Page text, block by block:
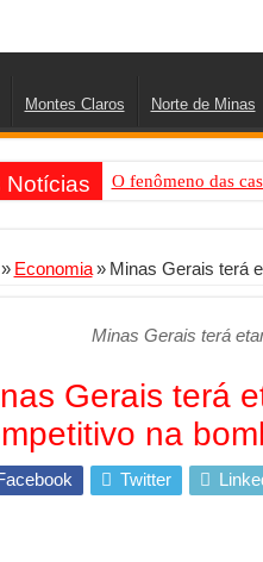
Montes Claros Norte de Minas
Notícias O fenômeno das
Conheça a melhor
Mais da metade dos
Comércio
PF e Emissoras
De economista a
Marcenaria sob
» Economia » Minas Gerais terá
Minas Gerais terá
Gerais terá
na
Twitter